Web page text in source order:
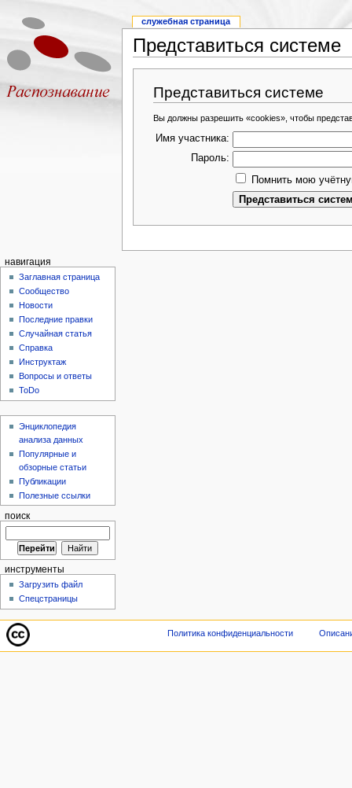
Представиться системе
Представиться системе
Вы должны разрешить «cookies», чтобы
Имя участника:
Пароль:
Помнить мою
служебная страница
навигация
Заглавная страница
Сообщество
Новости
Последние правки
Случайная статья
Справка
Инструктаж
Вопросы и ответы
ToDo
Энциклопедия
анализа данных
Популярные и
обзорные статьи
Публикации
Полезные ссылки
поиск
инструменты
Загрузить файл
Спецстраницы
Политика конфиденциальности